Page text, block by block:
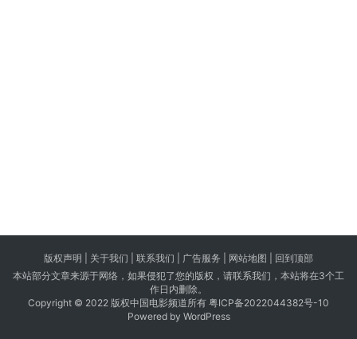
版权声明 | 关于我们 联系我们 | 广告服务 | 网站地图 | 回到顶部
本站部分文章来源于网络，如果侵犯了您的版权，请联系我们，本站将在3个工
作日内删除。
Copyright © 2022 版权中国电影频道所有 粤ICP备2022044382号-10
Powered by WordPress